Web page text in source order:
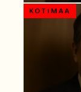
KOTIMAA